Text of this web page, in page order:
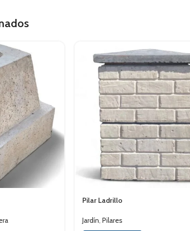
Pilar Ladrillo
Jardín, Pilares